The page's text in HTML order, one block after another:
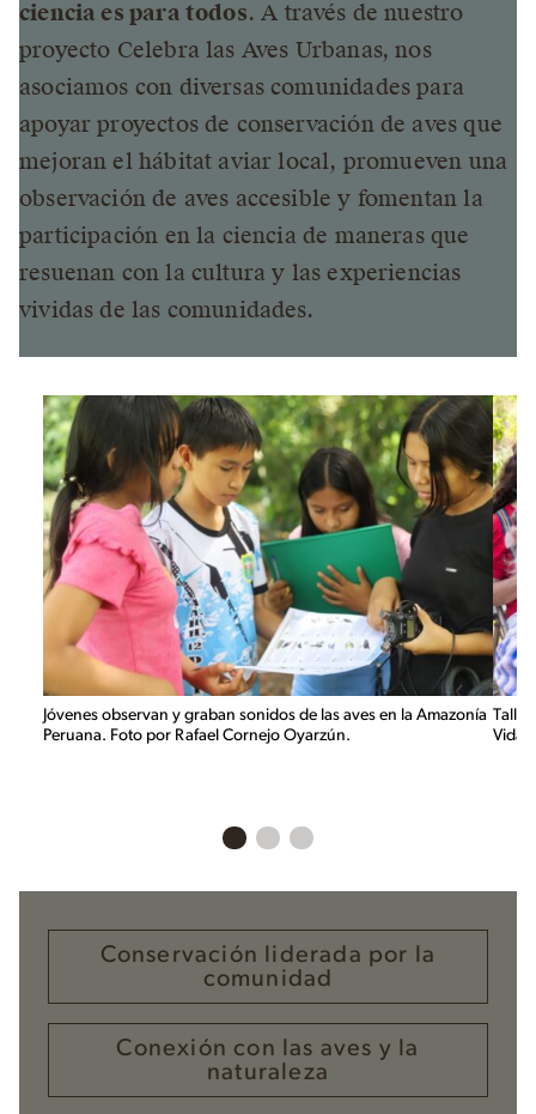
ciencia es para todos. A través de nuestro
proyecto Celebra las Aves Urbanas, nos
asociamos con diversas comunidades para
apoyar proyectos de conservación de aves que
mejoran el hábitat aviar local, promueven una
observación de aves accesible y fomentan la
participación en la ciencia de maneras que
resuenan con la cultura y las experiencias
vividas de las comunidades.
Jóvenes observan y graban sonidos de las aves en la Amazonía
Peruana. Foto por Rafael Cornejo Oyarzún.
Taller
Vida
Conservación liderada por la
comunidad
Conexión con las aves y la
naturaleza